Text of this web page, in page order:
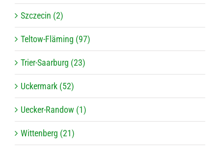
Szczecin (2)
Teltow-Fläming (97)
Trier-Saarburg (23)
Uckermark (52)
Uecker-Randow (1)
Wittenberg (21)